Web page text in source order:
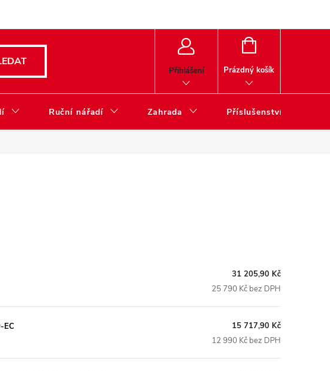
Přihlášení
NÁKUPNÍ
Prázdný košík
Ruční nářadí Zahrada Příslušenství
31 205,90 Kč
25 790 Kč bez DPH
EC
15 717,90 Kč
12 990 Kč bez DPH